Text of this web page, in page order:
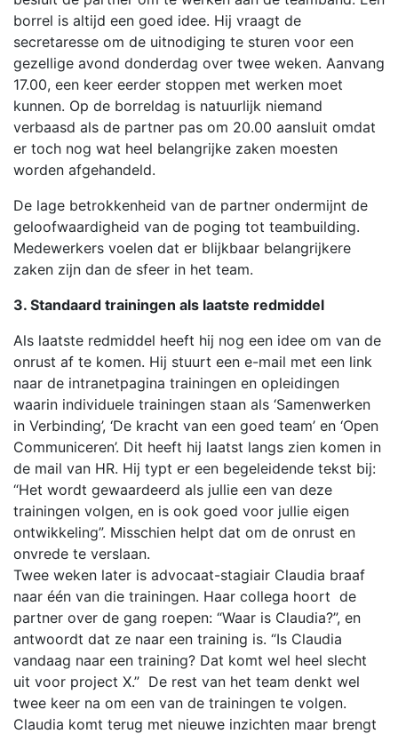
borrel is altijd een goed idee. Hij vraagt de
secretaresse om de uitnodiging te sturen voor een
gezellige avond donderdag over twee weken. Aanvang
17.00, een keer eerder stoppen met werken moet
kunnen. Op de borreldag is natuurlijk niemand
verbaasd als de partner pas om 20.00 aansluit omdat
er toch nog wat heel belangrijke zaken moesten
worden afgehandeld.
De lage betrokkenheid van de partner ondermijnt de
geloofwaardigheid van de poging tot teambuilding.
Medewerkers voelen dat er blijkbaar belangrijkere
zaken zijn dan de sfeer in het team.
3. Standaard trainingen als laatste redmiddel
Als laatste redmiddel heeft hij nog een idee om van de
onrust af te komen. Hij stuurt een e-mail met een link
naar de intranetpagina trainingen en opleidingen
waarin individuele trainingen staan als ‘Samenwerken
in Verbinding’, ‘De kracht van een goed team’ en ‘Open
Communiceren’. Dit heeft hij laatst langs zien komen in
de mail van HR. Hij typt er een begeleidende tekst bij:
“Het wordt gewaardeerd als jullie een van deze
trainingen volgen, en is ook goed voor jullie eigen
ontwikkeling”. Misschien helpt dat om de onrust en
onvrede te verslaan.
Twee weken later is advocaat-stagiair Claudia braaf
naar één van die trainingen. Haar collega hoort de
partner over de gang roepen: “Waar is Claudia?”, en
antwoordt dat ze naar een training is. “Is Claudia
vandaag naar een training? Dat komt wel heel slecht
uit voor project X.” De rest van het team denkt wel
twee keer na om een van de trainingen te volgen.
Claudia komt terug met nieuwe inzichten maar brengt